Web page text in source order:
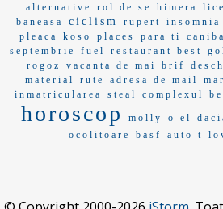
alternative rol de se himera
baneasa
ciclism rupert insomnia
pleaca
koso places para ti
septembrie
fuel restaurant best
rogoz
vacanta de mai brif
material
rute adresa de mail
inmatricularea
steal complexul
horoscop molly o el
ocolitoare
basf auto t